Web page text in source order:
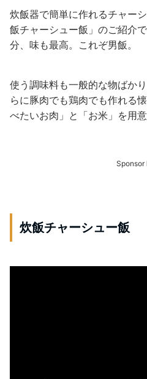
炊飯器で簡単に作れるチャー
飯チャーシュー飯」のご紹介
分、味も最高。これぞ男飯。
使う調味料も一般的な物ばか
らに豚肉でも鶏肉でも作れる
べたいお肉」と「お米」を用
Sponsor
炊飯チャーシュー飯